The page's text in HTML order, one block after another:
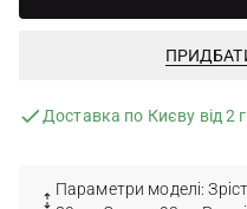
Доставка по Києву від 2
Параметри моделі: